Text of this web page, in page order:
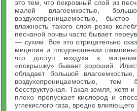
это тем, что покровный слой из
малой влагоемкостью,
воздухопроницаемостью,
влажность такого слоя резко
песчаной почвы часто бывает
— сухим. Все это отрицательно
мицелия и плодоношении
что доступ воздуха к
«покрышку» бывает хороший.
обладает большой
воздухопроницаемостью,
бесструктурная. Такая земля, хотя
плохо пропускает кислород и
углекислого газа, вредно